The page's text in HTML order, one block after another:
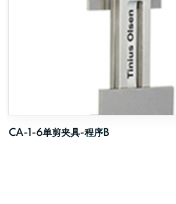
CA-1-6单剪夹具-程序B